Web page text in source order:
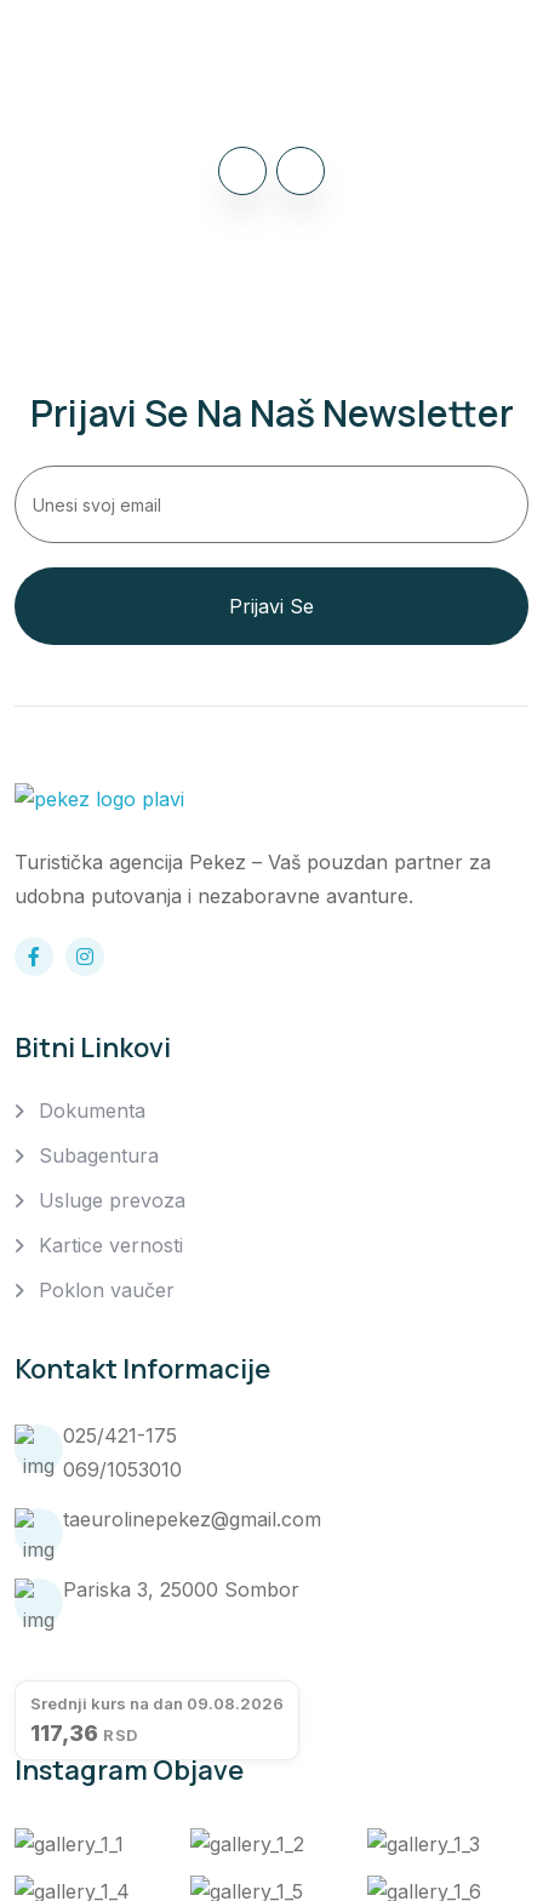
Prijavi Se Na Naš Newsletter
Prijavi Se
Turistička agencija Pekez – Vaš pouzdan partner za
udobna putovanja i nezaboravne avanture.
Bitni Linkovi
Dokumenta
Subagentura
Usluge prevoza
Kartice vernosti
Poklon vaučer
Kontakt Informacije
025/421-175
069/1053010
taeurolinepekez@gmail.com
Pariska 3, 25000 Sombor
Srednji kurs na dan 09.08.2026
117,36 RSD
Instagram Objave